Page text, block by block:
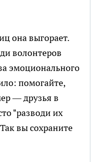
она выгорает.
волонтеров
эмоционального
помогайте,
— друзья в
"разводи их
вы сохраните